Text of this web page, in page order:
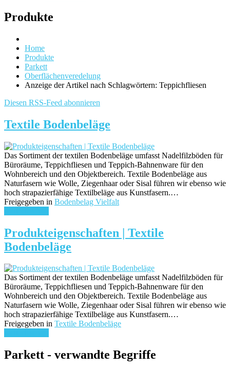
Produkte
Home
Produkte
Parkett
Oberflächenveredelung
Anzeige der Artikel nach Schlagwörtern: Teppichfliesen
Diesen RSS-Feed abonnieren
Textile Bodenbeläge
Das Sortiment der textilen Bodenbeläge umfasst Nadelfilzböden für
Büroräume, Teppichfliesen und Teppich-Bahnenware für den
Wohnbereich und den Objektbereich. Textile Bodenbeläge aus
Naturfasern wie Wolle, Ziegenhaar oder Sisal führen wir ebenso wie
hoch strapazierfähige Textilbeläge aus Kunstfasern.…
Freigegeben in Bodenbelag Vielfalt
Produkteigenschaften | Textile
Bodenbeläge
Das Sortiment der textilen Bodenbeläge umfasst Nadelfilzböden für
Büroräume, Teppichfliesen und Teppich-Bahnenware für den
Wohnbereich und den Objektbereich. Textile Bodenbeläge aus
Naturfasern wie Wolle, Ziegenhaar oder Sisal führen wir ebenso wie
hoch strapazierfähige Textilbeläge aus Kunstfasern.…
Freigegeben in Textile Bodenbeläge
Parkett - verwandte Begriffe